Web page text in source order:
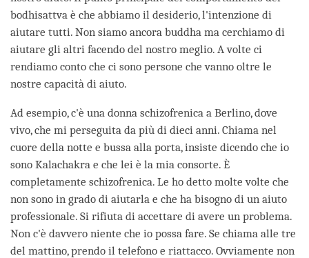
bodhisattva è che abbiamo il desiderio, l'intenzione di
aiutare tutti. Non siamo ancora buddha ma cerchiamo di
aiutare gli altri facendo del nostro meglio. A volte ci
rendiamo conto che ci sono persone che vanno oltre le
nostre capacità di aiuto.
Ad esempio, c'è una donna schizofrenica a Berlino, dove
vivo, che mi perseguita da più di dieci anni. Chiama nel
cuore della notte e bussa alla porta, insiste dicendo che io
sono Kalachakra e che lei è la mia consorte. È
completamente schizofrenica. Le ho detto molte volte che
non sono in grado di aiutarla e che ha bisogno di un aiuto
professionale. Si rifiuta di accettare di avere un problema.
Non c'è davvero niente che io possa fare. Se chiama alle tre
del mattino, prendo il telefono e riattacco. Ovviamente non